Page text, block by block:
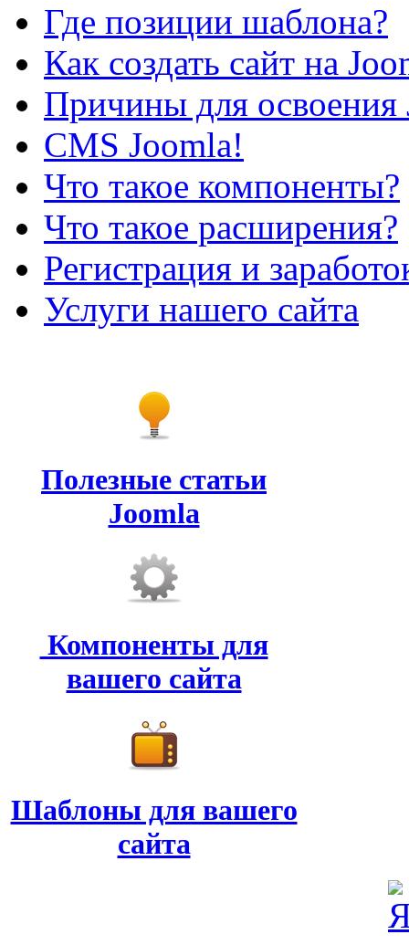
Где позиции шаблона?
Как создать сайт на
Причины для освоения
CMS Joomla!
Что такое компоненты?
Что такое расширения?
Регистрация и
Услуги нашего сайта
Полезные статьи
Joomla
Компоненты для
вашего сайта
Шаблоны для вашего
сайта